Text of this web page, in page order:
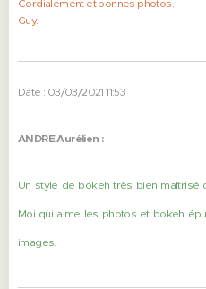
Cordialement et bonnes photos.
Guy.
Date : 03/03/2021 11:53
ANDRE Aurélien :
Un style de bokeh très bien maîtrisé
Moi qui aime les photos et bokeh
images.